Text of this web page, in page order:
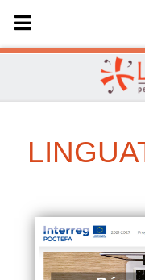
Sélectionnez votre langue